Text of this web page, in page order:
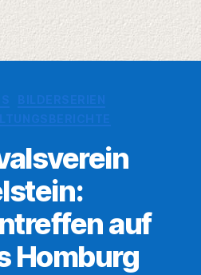
auf
Homburg